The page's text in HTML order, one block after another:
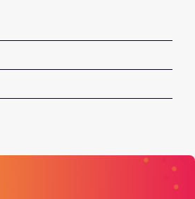
Contender's Match for WWE
Tag Team Turmoil
ein Titel-Match an
The Miz & John Morrison